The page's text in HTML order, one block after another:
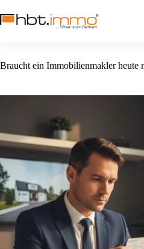
Inhalt
springen
Braucht ein Immobilienmakler heute